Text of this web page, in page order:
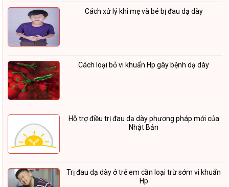
Cách xử lý khi mẹ và bé bị đau dạ dày
Cách loại bỏ vi khuẩn Hp gây bệnh dạ dày
Hỗ trợ điều trị đau dạ dày phương pháp mới của
Nhật Bản
Trị đau dạ dày ở trẻ em cần loại trừ sớm vi khuẩn
Hp